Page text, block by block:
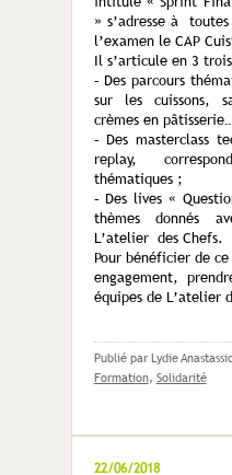
» s’adresse à
l’examen le CAP
Il s’articule en 3
– Des parcours
sur les cuissons,
crèmes en pâtisserie…
– ​Des masterclass
replay,
thématiques ;
– ​Des lives «
thèmes donnés
L’atelier des Chefs.
Pour bénéficier de
engagement,​
équipes de L’atelier
Publié par Lydie
Formation, Solidarité
22/06/2018